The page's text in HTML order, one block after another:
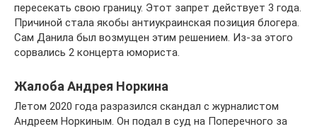
пересекать свою границу. Этот запрет действует 3 года.
Причиной стала якобы антиукраинская позиция блогера.
Сам Данила был возмущен этим решением. Из-за этого
сорвались 2 концерта юмориста.
Жалоба Андрея Норкина
Летом 2020 года разразился скандал с журналистом
Андреем Норкиным. Он подал в суд на Поперечного за